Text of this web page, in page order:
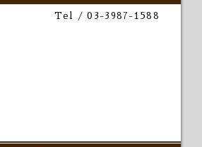
Tel / 03-3987-1588